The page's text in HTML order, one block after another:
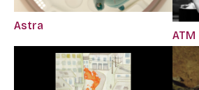
Astra
ATM